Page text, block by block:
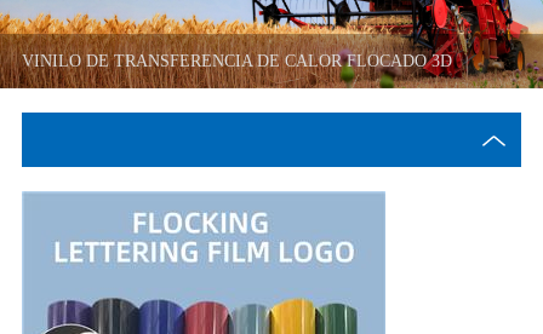
VINILO DE TRANSFERENCIA DE CALOR FLOCADO 3D